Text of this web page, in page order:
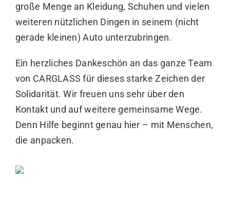
große Menge an Kleidung, Schuhen und vielen
weiteren nützlichen Dingen in seinem (nicht
gerade kleinen) Auto unterzubringen.
Ein herzliches Dankeschön an das ganze Team
von CARGLASS für dieses starke Zeichen der
Solidarität. Wir freuen uns sehr über den
Kontakt und auf weitere gemeinsame Wege.
Denn Hilfe beginnt genau hier – mit Menschen,
die anpacken.